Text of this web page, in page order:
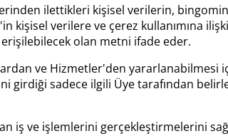
ilettikleri kişisel verilerin,
verilere ve çerez kullanımına
olan metni ifade eder.
ve Hizmetler'den
sadece ilgili Üye tarafından
iş ve işlemlerini gerçekleştirmelerini